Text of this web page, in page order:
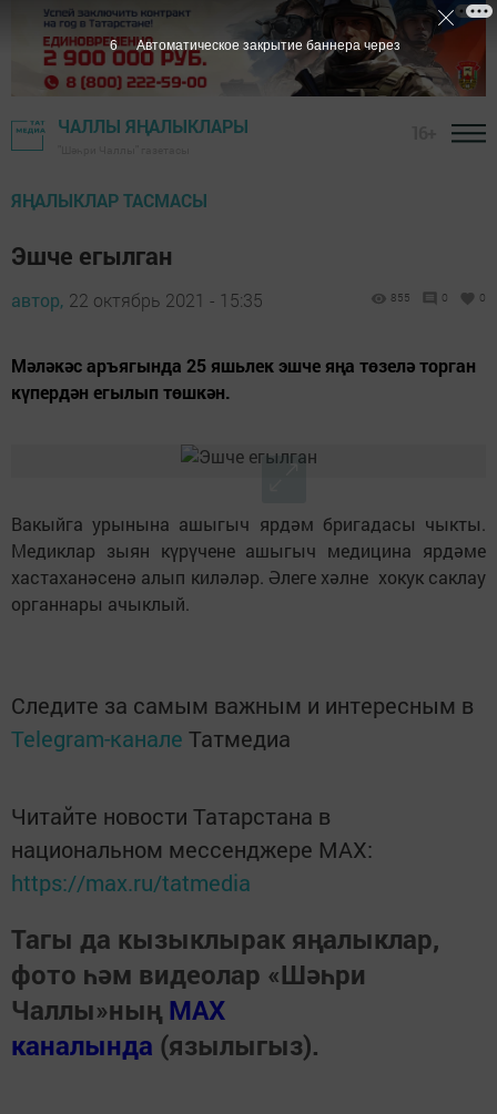
ЧАЛЛЫ ЯҢАЛЫКЛАРЫ
ЯҢАЛЫКЛАР ТАСМАСЫ
Эшче егылган
автор, 22 октябрь 2021 - 15:35 855 0 0
Мәләкәс аръягында 25 яшьлек эшче яңа төзелә торган
күпердән егылып төшкән.
Вакыйга урынына ашыгыч ярдәм бригадасы чыкты.
Медиклар зыян күрүчене ашыгыч медицина ярдәме
хастаханәсенә алып киләләр. Әлеге хәлне хокук саклау
органнары ачыклый.
Следите за самым важным и интересным в
Telegram-канале Татмедиа
Читайте новости Татарстана в
национальном мессенджере MАХ:
https://max.ru/tatmedia
Тагы да кызыклырак яңалыклар,
фото һәм видеолар «Шәһри
Чаллы»ның MAX
каналында (язылыгыз).
5 Автоматическое закрытие баннера через